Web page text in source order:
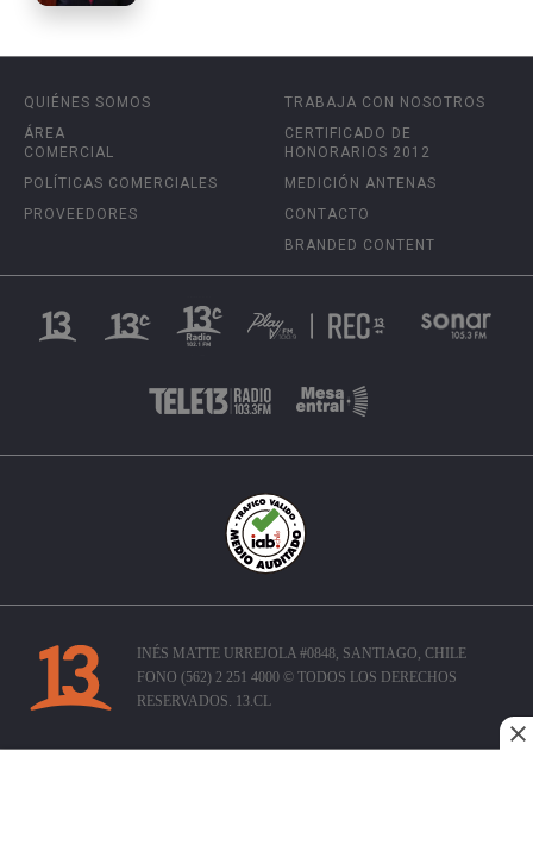
QUIÉNES SOMOS
ÁREA
COMERCIAL
POLÍTICAS COMERCIALES
PROVEEDORES
TRABAJA CON NOSOTROS
CERTIFICADO DE
HONORARIOS 2012
MEDICIÓN ANTENAS
CONTACTO
BRANDED CONTENT
INÉS MATTE URREJOLA #0848, SANTIAGO, CHILE
FONO (562) 2 251 4000 © TODOS LOS DERECHOS
RESERVADOS. 13.CL